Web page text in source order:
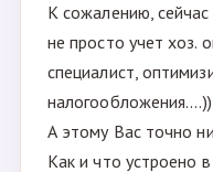
К сожалению, сейчас
не просто учет хоз.
специалист,
А этому Вас точно
Как и что устроено